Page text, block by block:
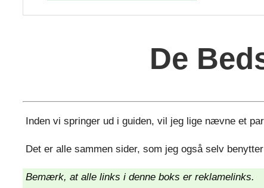
De
Inden vi springer ud i guiden, vil jeg lige nævne et
Det er alle sammen sider, som jeg også selv
Bemærk, at alle links i denne boks er reklamelinks.